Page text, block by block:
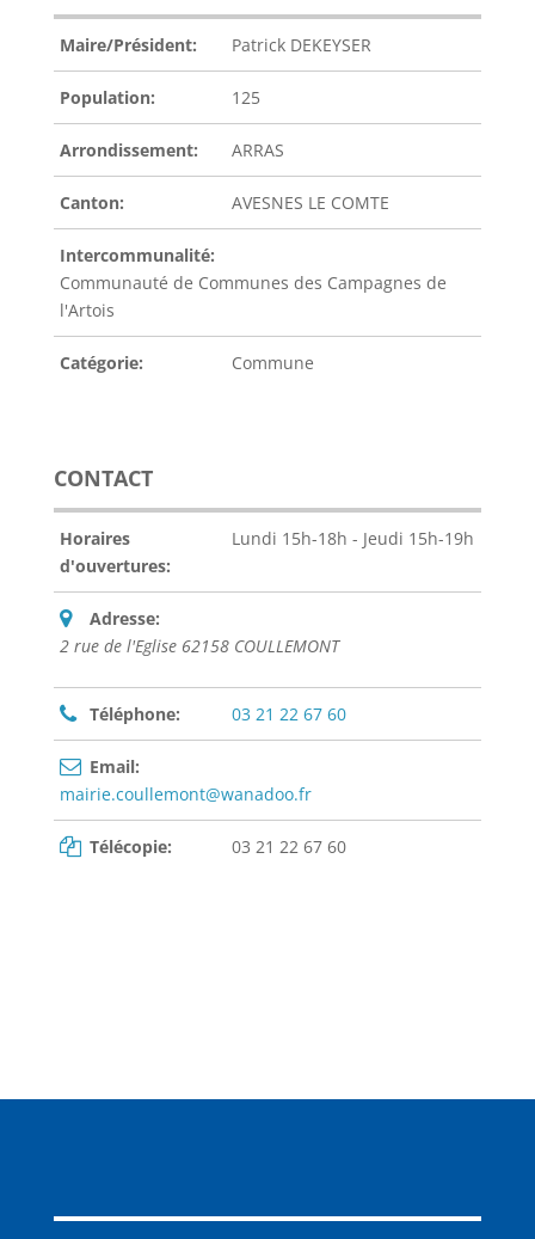
Maire/Président: Patrick DEKEYSER
Population: 125
Arrondissement: ARRAS
Canton: AVESNES LE COMTE
Intercommunalité:
Communauté de Communes des Campagnes de
l'Artois
Catégorie: Commune
CONTACT
Horaires
d'ouvertures:
Lundi 15h-18h - Jeudi 15h-19h
Adresse:
2 rue de l'Eglise 62158 COULLEMONT
Téléphone: 03 21 22 67 60
Email:
mairie.coullemont@wanadoo.fr
Télécopie: 03 21 22 67 60